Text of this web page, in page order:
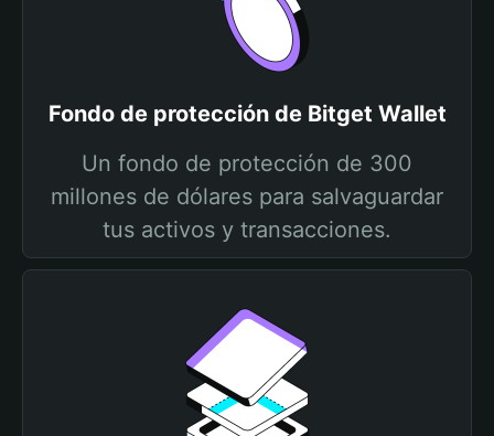
Fondo de protección de Bitget Wallet
Un fondo de protección de 300
millones de dólares para salvaguardar
tus activos y transacciones.